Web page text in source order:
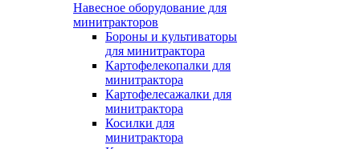
Навесное оборудование для
минитракторов
Бороны и культиваторы
для минитрактора
Картофелекопалки для
минитрактора
Картофелесажалки для
минитрактора
Косилки для
минитрактора